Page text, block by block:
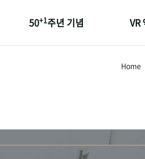
50+1주년 기념 VR
Home